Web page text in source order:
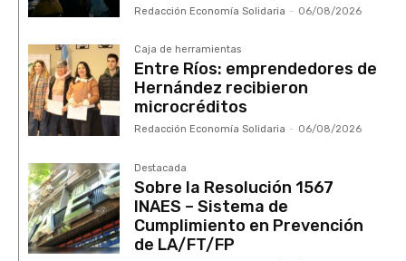
Redacción Economía Solidaria - 06/08/2026
Caja de herramientas
Entre Ríos: emprendedores de
Hernández recibieron
microcréditos
Redacción Economía Solidaria - 06/08/2026
Destacada
Sobre la Resolución 1567
INAES – Sistema de
Cumplimiento en Prevención
de LA/FT/FP